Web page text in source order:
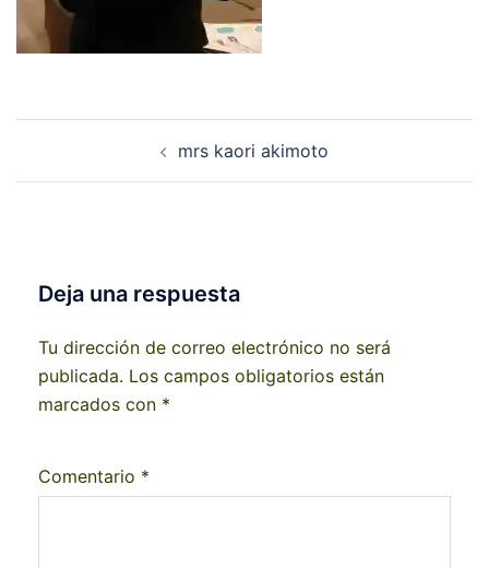
mrs kaori akimoto
Deja una respuesta
Tu dirección de correo electrónico no será
publicada. Los campos obligatorios están
marcados con *
Comentario *